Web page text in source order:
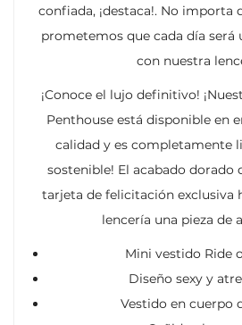
confiada, ¡destaca!. No importa
prometemos que cada día será
con nuestra
¡Conoce el lujo definitivo!
Penthouse está disponible en
calidad y es completamente
sostenible! El acabado dorado
tarjeta de felicitación exclusiva
lencería una pieza de
Mini vestido Ride
Diseño sexy y
Vestido en cuerpo